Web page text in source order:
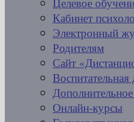
Кабинет
Электронный
Родителям
Сайт
Воспитательная
Онлайн-курсы